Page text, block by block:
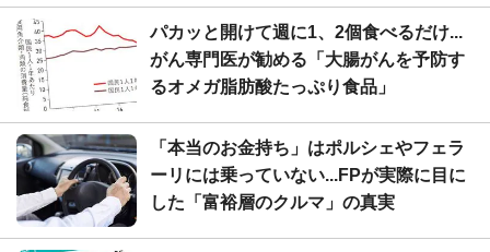
パカッと開けて週に1、2個食べるだけ...
がん専門医が勧める「大腸がんを予防す
るオメガ脂肪酸たっぷり食品」
「本当のお金持ち」はポルシェやフェラ
ーリには乗っていない...FPが実際に目に
した「富裕層のクルマ」の真実